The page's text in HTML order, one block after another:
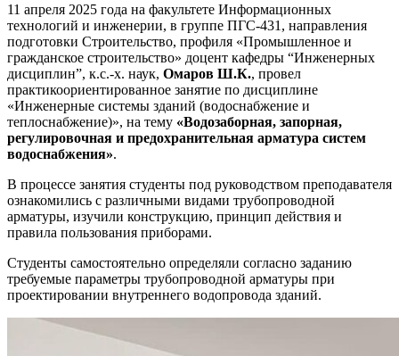
11 апреля 2025 года на факультете Информационных
технологий и инженерии, в группе ПГС-431, направления
подготовки Строительство, профиля «Промышленное и
гражданское строительство» доцент кафедры “Инженерных
дисциплин”, к.с.-х. наук, Омаров Ш.К., провел
практикоориентированное занятие по дисциплине
«Инженерные системы зданий (водоснабжение и
теплоснабжение)», на тему «Водозаборная, запорная,
регулировочная и предохранительная арматура систем
водоснабжения».
В процессе занятия студенты под руководством преподавателя
ознакомились с различными видами трубопроводной
арматуры, изучили конструкцию, принцип действия и
правила пользования приборами.
Студенты самостоятельно определяли согласно заданию
требуемые параметры трубопроводной арматуры при
проектировании внутреннего водопровода зданий.